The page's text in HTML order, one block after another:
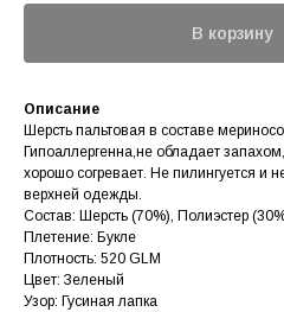
В корзину
Описание
Шерсть пальтовая в составе
Гипоаллергенна,не обладает
хорошо согревает. Не пилингуется и
верхней одежды.
Состав: Шерсть (70%), Полиэстер
Плетение: Букле
Плотность: 520 GLM
Цвет: Зеленый
Узор: Гусиная лапка